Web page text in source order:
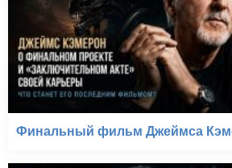
Финальный фильм Джеймса